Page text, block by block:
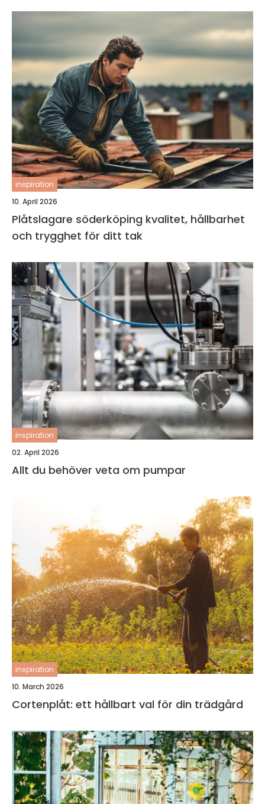
inspiration
10. April 2026
Plåtslagare söderköping kvalitet, hållbarhet
och trygghet för ditt tak
inspiration
02. April 2026
Allt du behöver veta om pumpar
inspiration
10. March 2026
Cortenplåt: ett hållbart val för din trädgård